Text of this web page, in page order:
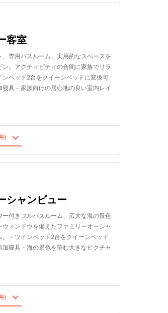
客室
、専用バスルーム、実用的なスペースを
。アクティビティの合間に家族でリラ
ンベッド2台をクイーンベッドに変換可
具 - 家族向けの居心地の良い室内レイ
)
シャンビュー
ー付きフルバスルーム、広大な海の景色
ィンドウを備えたファミリーオーシャ
。 - ツインベッド2台をクイーンベッド
寝具 - 海の景色を望む大きなピクチャ
)